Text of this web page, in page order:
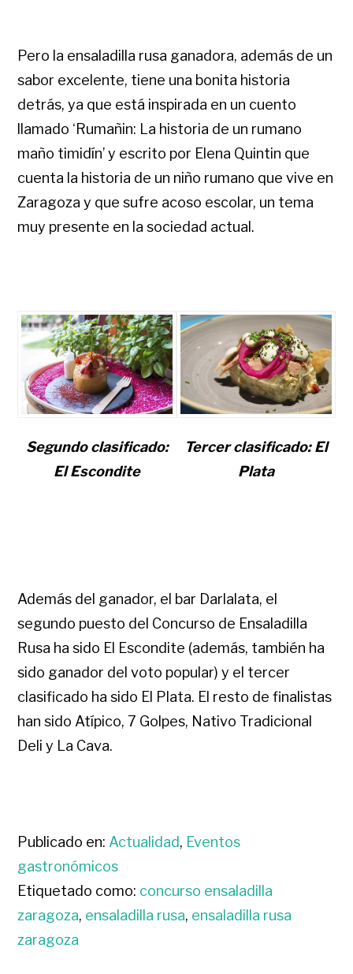
Pero la ensaladilla rusa ganadora, además de un
sabor excelente, tiene una bonita historia
detrás, ya que está inspirada en un cuento
llamado ‘Rumañin: La historia de un rumano
maño timidín’ y escrito por Elena Quintin que
cuenta la historia de un niño rumano que vive en
Zaragoza y que sufre acoso escolar, un tema
muy presente en la sociedad actual.
Segundo clasificado:
El Escondite
Tercer clasificado: El
Plata
Además del ganador, el bar Darlalata, el
segundo puesto del Concurso de Ensaladilla
Rusa ha sido El Escondite (además, también ha
sido ganador del voto popular) y el tercer
clasificado ha sido El Plata. El resto de finalistas
han sido Atípico, 7 Golpes, Nativo Tradicional
Deli y La Cava.
Publicado en: Actualidad, Eventos
gastronómicos
Etiquetado como: concurso ensaladilla
zaragoza, ensaladilla rusa, ensaladilla rusa
zaragoza